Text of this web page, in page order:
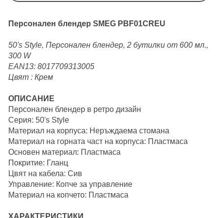
Персонален блендер SMEG PBF01CREU
50's Style, Персонален блендер, 2 бутилки от 600 мл.,
300 W
EAN13: 8017709313005
Цвят : Крем
ОПИСАНИЕ
Персонален блендер в ретро дизайн
Серия: 50's Style
Материал на корпуса: Неръждаема стомана
Материал на горната част на корпуса: Пластмаса
Основен материал: Пластмаса
Покритие: Гланц
Цвят на кабела: Сив
Управление: Копче за управление
Материал на копчето: Пластмаса
ХАРАКТЕРИСТИКИ